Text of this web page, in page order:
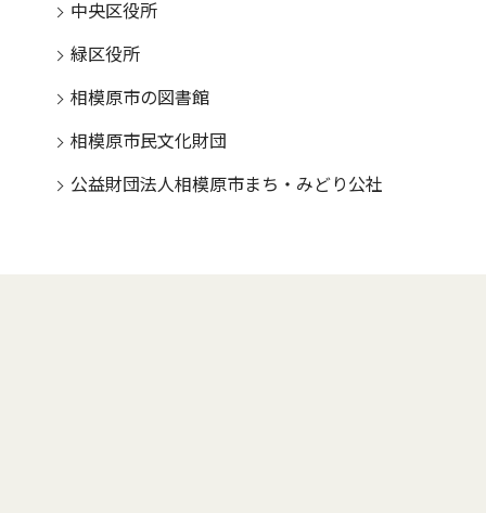
中央区役所
緑区役所
相模原市の図書館
相模原市民文化財団
公益財団法人相模原市まち・みどり公社